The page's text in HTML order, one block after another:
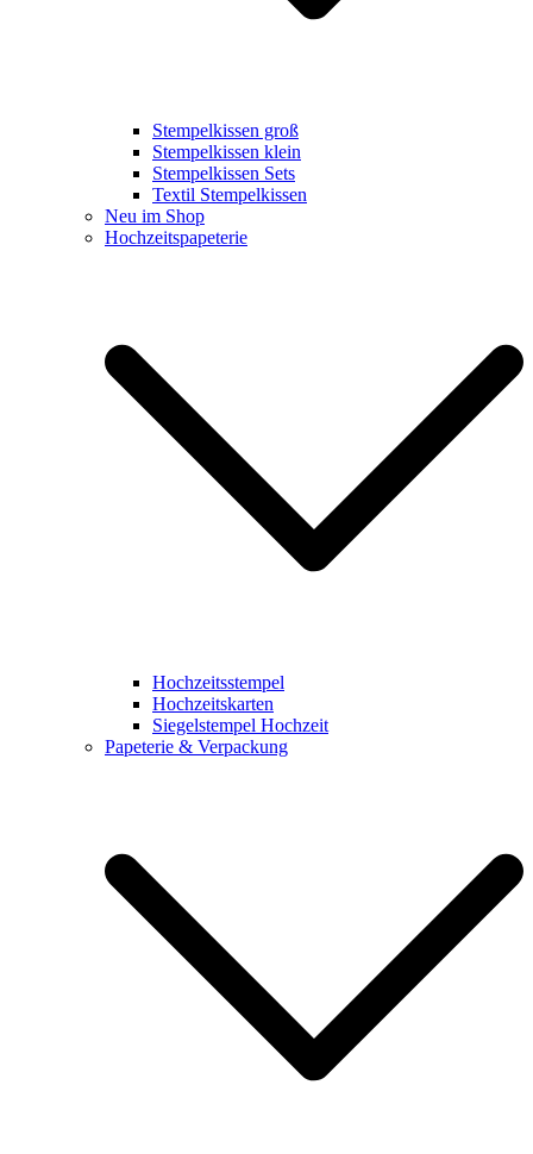
Stempelkissen groß
Stempelkissen klein
Stempelkissen Sets
Textil Stempelkissen
Neu im Shop
Hochzeitspapeterie
Hochzeitsstempel
Hochzeitskarten
Siegelstempel Hochzeit
Papeterie & Verpackung